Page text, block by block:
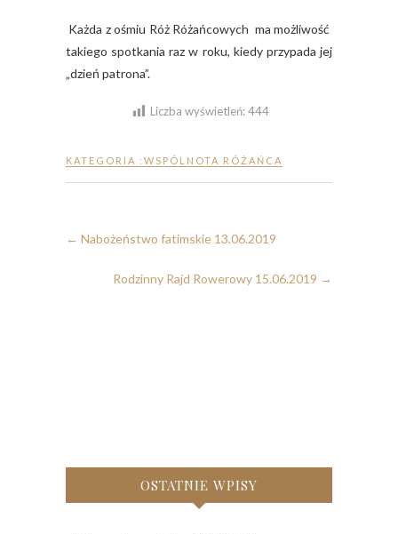
Każda z ośmiu Róż Różańcowych ma możliwość
takiego spotkania raz w roku, kiedy przypada jej
„dzień patrona”.
Liczba wyświetleń: 444
KATEGORIA : WSPÓLNOTA RÓŻAŃCA
← Nabożeństwo fatimskie 13.06.2019
Rodzinny Rajd Rowerowy 15.06.2019 →
OSTATNIE WPISY